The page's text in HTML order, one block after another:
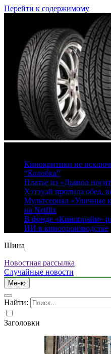
Перейти к содержимому
Кинокритики не
“Колобка”
Платье из «Дьявол
Хэтэуэй пролила обед,
Мультсериал «Уличные
на Netflix
В фонде «Кинопрайм»
ИИ в кинопроизводстве
Шина
Новостная рассылка
Случайные новости
Меню
Найти:
Заголовки